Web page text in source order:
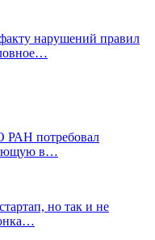
нарушений правил
РАН потребовал
в…
но так и не